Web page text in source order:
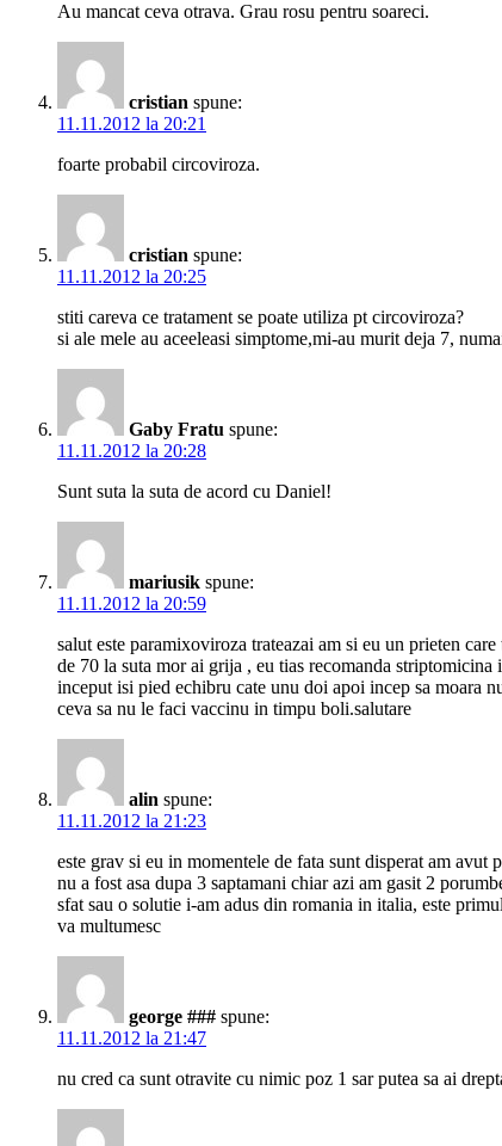
Au mancat ceva otrava. Grau rosu pentru soareci.
cristian spune:
11.11.2012 la 20:21
foarte probabil circoviroza.
cristian spune:
11.11.2012 la 20:25
stiti careva ce tratament se poate utiliza pt circoviroza?
si ale mele au aceeleasi simptome,mi-au murit deja 7,
Gaby Fratu spune:
11.11.2012 la 20:28
Sunt suta la suta de acord cu Daniel!
mariusik spune:
11.11.2012 la 20:59
salut este paramixoviroza trateazai am si eu un prieten
de 70 la suta mor ai grija , eu tias recomanda
inceput isi pied echibru cate unu doi apoi incep sa moara
ceva sa nu le faci vaccinu in timpu boli.salutare
alin spune:
11.11.2012 la 21:23
este grav si eu in momentele de fata sunt disperat am
nu a fost asa dupa 3 saptamani chiar azi am gasit 2
sfat sau o solutie i-am adus din romania in italia, este
va multumesc
george ### spune:
11.11.2012 la 21:47
nu cred ca sunt otravite cu nimic poz 1 sar putea sa ai